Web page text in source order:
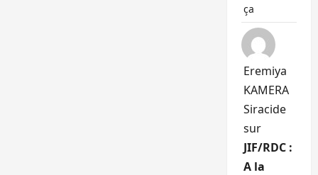
ça
Eremiya
KAMERA
Siracide
sur
JIF/RDC :
A la